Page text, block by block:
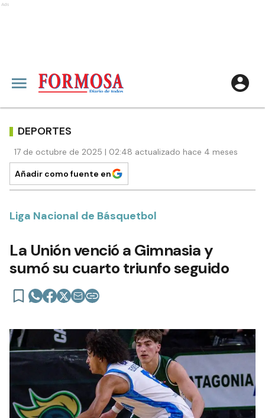
Ads
DEPORTES
17 de octubre de 2025 | 02:48 actualizado hace 4 meses
Añadir como fuente en
Liga Nacional de Básquetbol
La Unión venció a Gimnasia y
sumó su cuarto triunfo seguido